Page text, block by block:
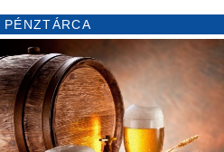
PÉNZTÁRCA